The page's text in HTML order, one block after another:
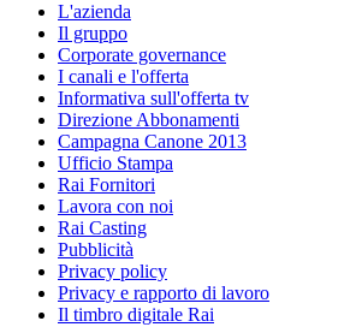
L'azienda
Il gruppo
Corporate governance
I canali e l'offerta
Informativa sull'offerta tv
Direzione Abbonamenti
Campagna Canone 2013
Ufficio Stampa
Rai Fornitori
Lavora con noi
Rai Casting
Pubblicità
Privacy policy
Privacy e rapporto di lavoro
Il timbro digitale Rai